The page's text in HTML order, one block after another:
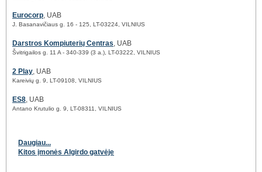
Eurocorp, UAB
J. Basanavičiaus g. 16 - 125, LT-03224, VILNIUS
Darstros Kompiuterių Centras, UAB
Švitrigailos g. 11 A - 340-339 (3 a.), LT-03222, VILNIUS
2 Play, UAB
Kareivių g. 9, LT-09108, VILNIUS
ES8, UAB
Antano Krutulio g. 9, LT-08311, VILNIUS
Daugiau...
Kitos įmonės Algirdo gatvėje